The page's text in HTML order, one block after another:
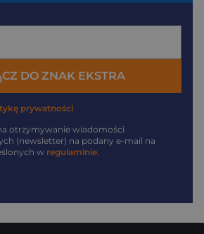
DO ZNAK EKSTRA
prywatności
otrzymywanie wiadomości
(newsletter) na podany e-mail na
w regulaminie